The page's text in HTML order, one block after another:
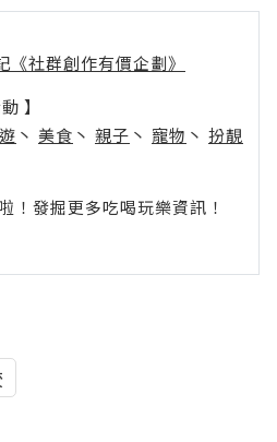
《社群創作有價企劃》
】
丶 美食 丶 親子 丶 寵物 丶 扮靚
發掘更多吃喝玩樂資訊！